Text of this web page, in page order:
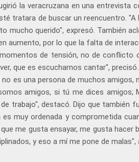
la veracruzana en una entrevista
tratara de buscar un reencuentro. "A
mucho querido", expresó. También
aumento, por lo que la falta de
de tensión, no de conflicto
que es escucharnos cantar",
es una persona de muchos amigos,
amigos, si tú me dices amigos;
trabajo", destacó. Dijo que también
muy ordenada y comprometida
me gusta ensayar, me gusta hacer
y eso a mí me pone de malas",